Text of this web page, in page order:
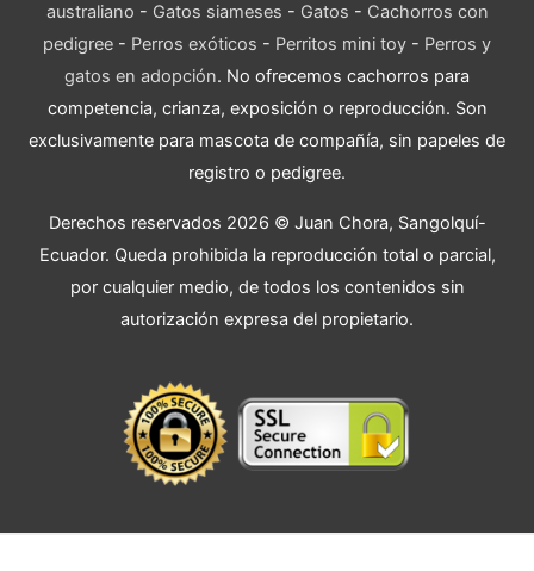
australiano - Gatos siameses - Gatos - Cachorros con
pedigree - Perros exóticos - Perritos mini toy - Perros y
gatos en adopción. No ofrecemos cachorros para
competencia, crianza, exposición o reproducción. Son
exclusivamente para mascota de compañía, sin papeles de
registro o pedigree.
Derechos reservados 2026 © Juan Chora, Sangolquí-
Ecuador. Queda prohibida la reproducción total o parcial,
por cualquier medio, de todos los contenidos sin
autorización expresa del propietario.